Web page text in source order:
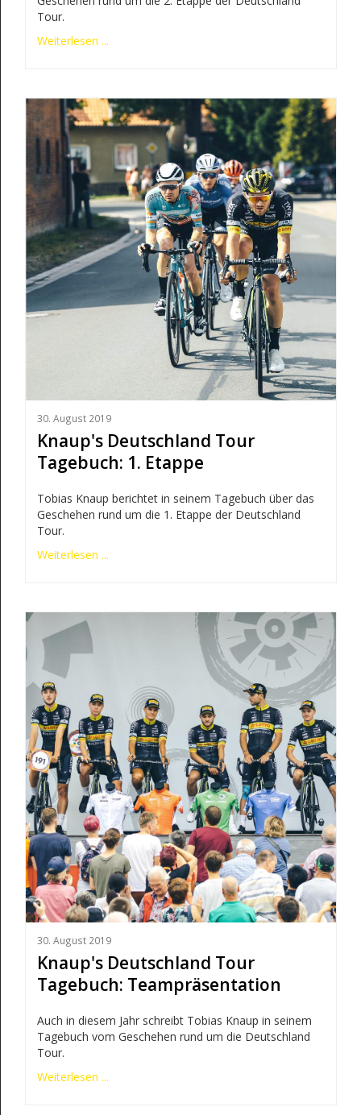
Tour.
Weiterlesen ...
30. August 2019
Knaup's Deutschland Tour
Tagebuch: 1. Etappe
Tobias Knaup berichtet in seinem Tagebuch über das
Geschehen rund um die 1. Etappe der Deutschland
Tour.
Weiterlesen ...
30. August 2019
Knaup's Deutschland Tour
Tagebuch: Teampräsentation
Auch in diesem Jahr schreibt Tobias Knaup in seinem
Tagebuch vom Geschehen rund um die Deutschland
Tour.
Weiterlesen ...